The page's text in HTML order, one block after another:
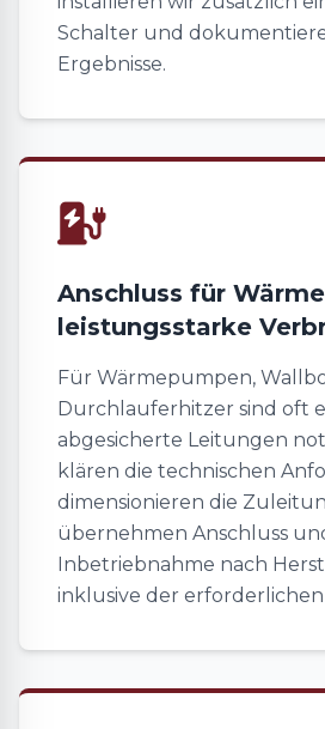
Schalter und
Ergebnisse.
Anschluss für
leistungsstarke
Für Wärmepumpen,
Durchlauferhitzer sind oft
abgesicherte Leitungen
klären die technischen
dimensionieren die
übernehmen Anschluss
Inbetriebnahme nach
inklusive der erforderlichen